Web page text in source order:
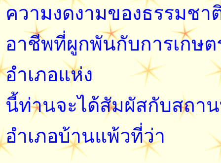
ความงดงามของธรรมช
อาชีพที่ผูกพันกับการเกษ
อำเภอแห่ง
นี้ท่านจะได้สัมผัสกับสถา
อำเภอบ้านแพ้วที่ว่า